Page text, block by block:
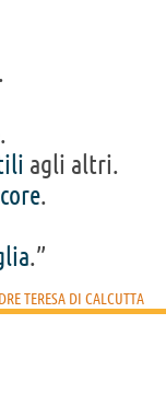
.
.
agli altri.
.
.”
TERESA DI CALCUTTA